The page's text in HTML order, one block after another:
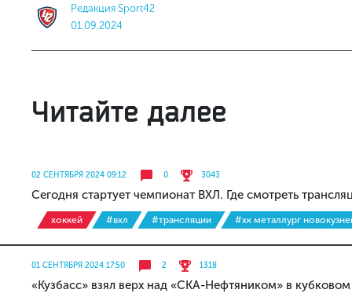
Редакция Sport42
01.09.2024
Читайте далее
02 СЕНТЯБРЯ 2024 09:12 0 3043
Сегодня стартует чемпионат ВХЛ. Где смотреть
хоккей #вхл #трансляции #хк металлург
01 СЕНТЯБРЯ 2024 17:50 2 1318
«Кузбасс» взял верх над «СКА-Нефтяником» в